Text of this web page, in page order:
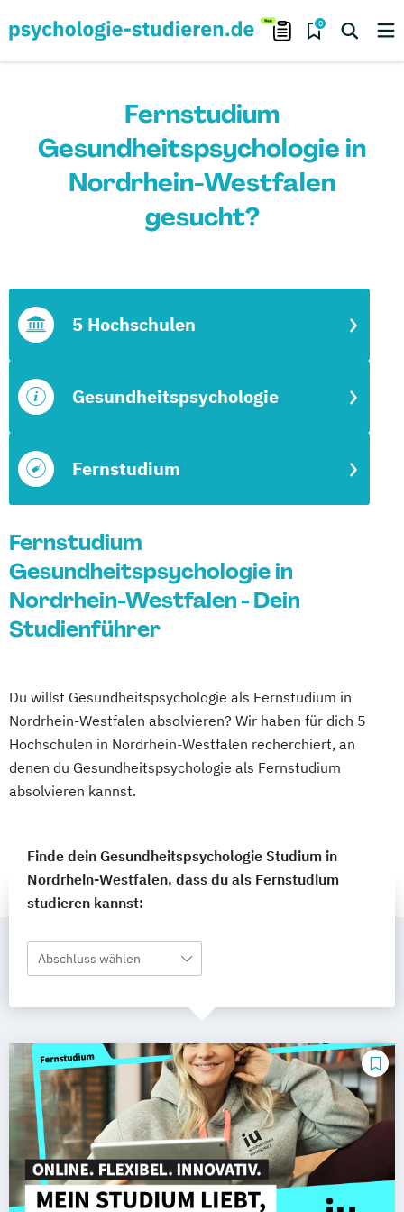
0
Fernstudium
Gesundheitspsychologie in
Nordrhein-Westfalen
gesucht?
Fernstudium
Gesundheitspsychologie
5 Hochschulen
Fernstudium
Gesundheitspsychologie in
Nordrhein-Westfalen - Dein
Studienführer
Du willst Gesundheitspsychologie als Fernstudium in
Nordrhein-Westfalen absolvieren? Wir haben für dich 5
Hochschulen in Nordrhein-Westfalen recherchiert, an
denen du Gesundheitspsychologie als Fernstudium
absolvieren kannst.
Finde dein Gesundheitspsychologie Studium in
Nordrhein-Westfalen, dass du als Fernstudium
studieren kannst:
Abschluss wählen